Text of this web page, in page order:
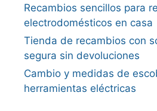
Recambios sencillos para
electrodomésticos en casa
Tienda de recambios con
segura sin devoluciones
Cambio y medidas de
herramientas eléctricas